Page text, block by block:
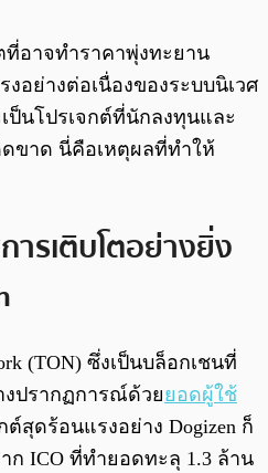
ที่อาจทำราคาพุ่งทะยาน
อย่างต่อเนื่องของระบบนิเวศ
ป็นโปรเจกต์ที่นักลงทุนและ
ขาด นี่คือเหตุผลที่ทำให้
ารเติบโตอย่างยิ่ง
(TON) ซึ่งเป็นบล็อกเชนที่
งปรากฏการณ์ด้วยยอดผู้ใช้
ต์สุดร้อนแรงอย่าง Dogizen ก็
ICO ที่ทำยอดทะลุ 1.3 ล้าน